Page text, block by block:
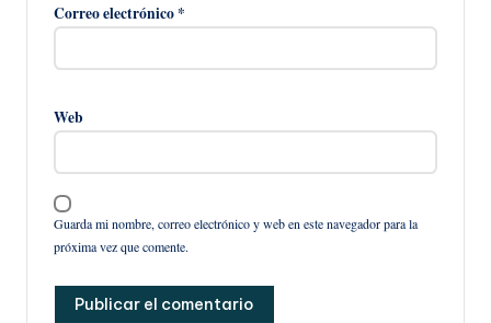
Correo electrónico*
Web
Guarda mi nombre, correo electrónico y web en este navegador para la
próxima vez que comente.